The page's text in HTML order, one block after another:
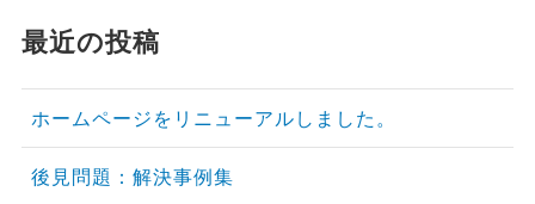
最近の投稿
ホームページをリニューアルしました。
後見問題：解決事例集